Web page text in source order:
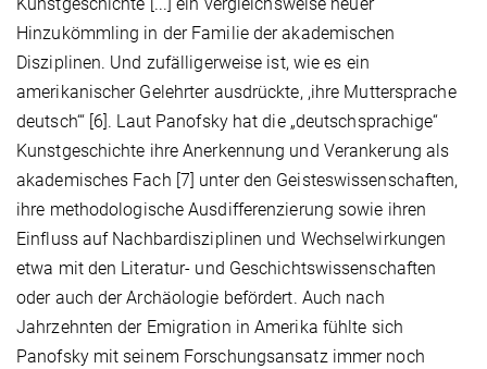
Hinzukömmling in der Familie der akademischen
Disziplinen. Und zufälligerweise ist, wie es ein
amerikanischer Gelehrter ausdrückte, ,ihre Muttersprache
deutsch‘“ [6]. Laut Panofsky hat die „deutschsprachige“
Kunstgeschichte ihre Anerkennung und Verankerung als
akademisches Fach [7] unter den Geisteswissenschaften,
ihre methodologische Ausdifferenzierung sowie ihren
Einfluss auf Nachbardisziplinen und Wechselwirkungen
etwa mit den Literatur- und Geschichtswissenschaften
oder auch der Archäologie befördert. Auch nach
Jahrzehnten der Emigration in Amerika fühlte sich
Panofsky mit seinem Forschungsansatz immer noch